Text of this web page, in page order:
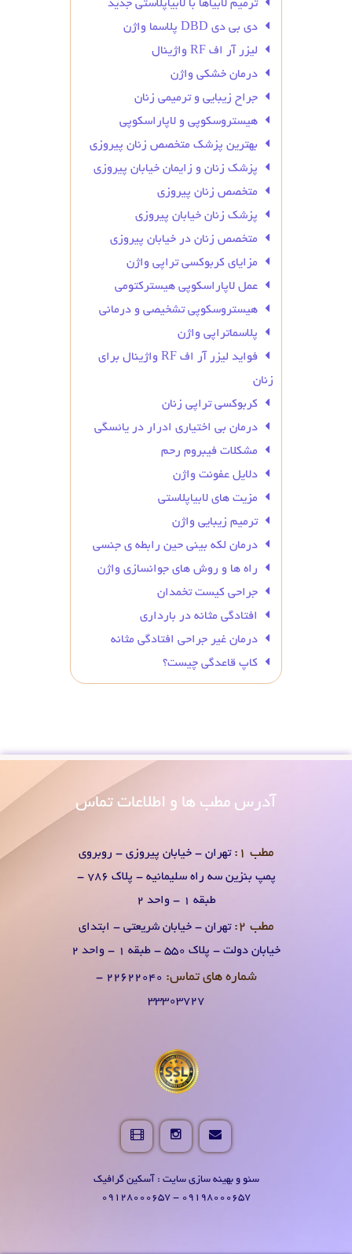
ترمیم لابیاها با لابیاپلاستی جدید
دی بی دی DBD پلاسما واژن
لیزر آر اف RF واژینال
درمان خشکی واژن
جراح زیبایی و ترمیمی زنان
هیستروسکوپی و لاپاراسکوپی
بهترین پزشک متخصص زنان پیروزی
پزشک زنان و زایمان خیابان پیروزی
متخصص زنان پیروزی
پزشک زنان خیابان پیروزی
متخصص زنان در خیابان پیروزی
مزایای کربوکسی تراپی واژن
عمل لاپاراسکوپی هیسترکتومی
هیستروسکوپی تشخیصی و درمانی
پلاسماتراپی واژن
فواید لیزر آر اف RF واژینال برای
زنان
کربوکسی تراپی زنان
درمان بی‌ اختیاری ادرار در یائسگی
مشکلات فیبروم رحم
دلایل عفونت واژن
مزیت های لابیاپلاستی
ترمیم زیبایی واژن
درمان لکه بینی حین رابطه ی جنسی
راه ها و روش های جوانسازی واژن
جراحی کیست تخمدان
افتادگی مثانه در بارداری
درمان غیر جراحی افتادگی مثانه
کاپ قاعدگی چیست؟
آدرس مطب ها و اطلاعات تماس
مطب 1:
تهران - خیابان پیروزی - روبروی
پمپ بنزین سه راه سلیمانیه - پلاک 786 -
طبقه 1 - واحد 2
مطب 2:
تهران - خیابان شریعتی - ابتدای
خیابان دولت - پلاک 550 - طبقه 1 - واحد 2
شماره های تماس:
۲۲۶۲۲۰۴0 -
۳۳۳۰۳۷۲۷
سئو و بهینه سازی سایت : آسکین گرافیک
09198000657 - 09128000657